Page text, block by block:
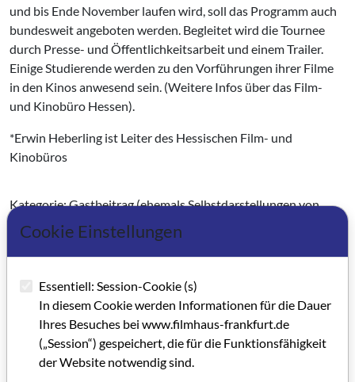
und bis Ende November laufen wird, soll das Programm auch
bundesweit angeboten werden. Begleitet wird die Tournee
durch Presse- und Öffentlichkeitsarbeit und einem Trailer.
Einige Studierende werden zu den Vorführungen ihrer Filme
in den Kinos anwesend sein. (Weitere Infos über das Film-
und Kinobüro Hessen).
*Erwin Heberling ist Leiter des Hessischen Film- und
Kinobüros
Kategorie: Gastbeitrag (ehemals Selbstdarstellungen von
institutioneneigenen Mitarbeitern / ab GRIP 63)
Schlagworte: Kino, Festival, Kurzfilm,
Ausbildung/Weiterbildung/Studium, Nachwuchs
Artikel im PDF aufrufen
Cookie Einstellungen
Essentiell: Session-Cookie (s)
In diesem Cookie werden Informationen für die Dauer
Ihres Besuches bei www.filmhaus-frankfurt.de
(„Session“) gespeichert, die für die Funktionsfähigkeit
der Website notwendig sind.